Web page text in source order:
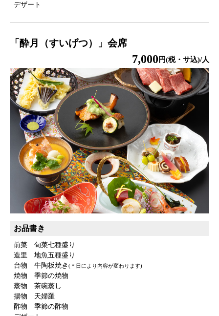
デザート
「酔月（すいげつ）」会席
7,000 円(税・サ込)/人
お品書き
前菜 旬菜七種盛り
造里 地魚五種盛り
台物 牛陶板焼き(＊日により内容が変わります)
焼物 季節の焼物
蒸物 茶碗蒸し
揚物 天婦羅
酢物 季節の酢物